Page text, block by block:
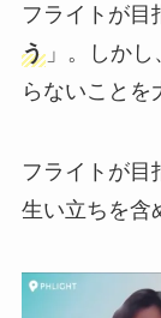
フライトが目
う」。しかし
らないことを
フライトが目
生い立ちを含